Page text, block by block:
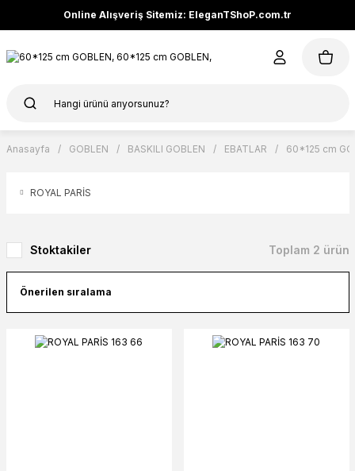
Online Alışveriş Sitemiz: EleganTShoP.com.tr
Anasayfa GOBLEN BASKILI GOBLEN EBATLAR 60*125 cm
ROYAL PARİS
Stoktakiler Toplam 2 ürün